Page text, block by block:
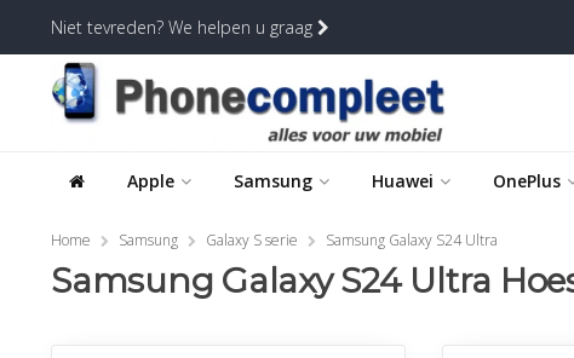
Niet tevreden? We helpen u graag
Apple Samsung Huawei OnePlus
Home Samsung Galaxy S serie Samsung Galaxy S24 Ultra
Samsung Galaxy S24 Ultra